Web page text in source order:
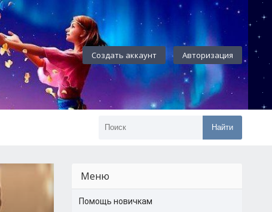
Создать аккаунт Авторизация
Найти
Меню
Помощь новичкам